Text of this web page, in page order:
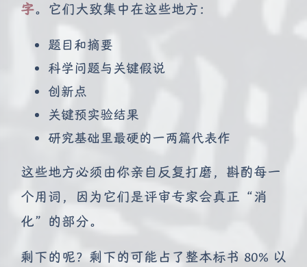
字。它们大致集中在这些地方：
题目和摘要
科学问题与关键假说
创新点
关键预实验结果
研究基础里最硬的一两篇代表作
这些地方必须由你亲自反复打磨，斟酌每一
个用词，因为它们是评审专家会真正“消
化”的部分。
剩下的呢？剩下的可能占了整本标书 80% 以